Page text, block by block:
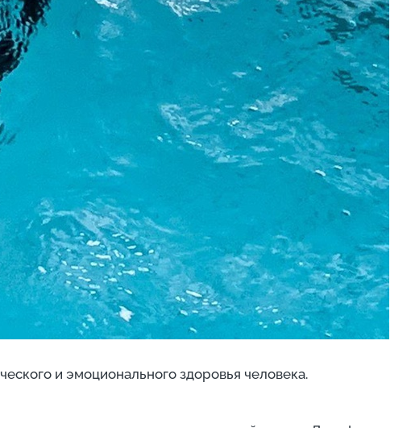
и эмоционального здоровья человека.